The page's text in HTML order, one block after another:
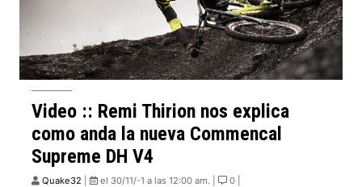
Video :: Remi Thirion nos explica
como anda la nueva Commencal
Supreme DH V4
Quake32 el 30/11/-1 a las 12:00 am. | 0 |